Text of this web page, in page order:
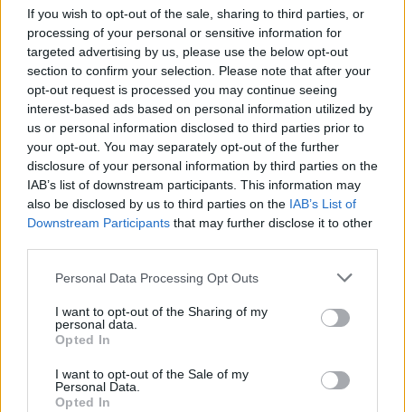
If you wish to opt-out of the sale, sharing to third parties, or
processing of your personal or sensitive information for
targeted advertising by us, please use the below opt-out
section to confirm your selection. Please note that after your
opt-out request is processed you may continue seeing
interest-based ads based on personal information utilized by
us or personal information disclosed to third parties prior to
your opt-out. You may separately opt-out of the further
disclosure of your personal information by third parties on the
IAB’s list of downstream participants. This information may
also be disclosed by us to third parties on the IAB’s List of
Downstream Participants that may further disclose it to other
Personal Data Processing Opt Outs
I want to opt-out of the Sharing of my
personal data.
Opted In
I want to opt-out of the Sale of my
Personal Data.
Opted In
Maistas Pasigamink
Puri ir labai gardi ryžių košė: skonis
– tarsi vaikystėje(1)
2026 m. rugpjūčio 6 d. 09:42
Lrytas.lt
ne be reikalo. Ji lengvai virškinama ir
puikiai tinka bet kuriuo paros metu – tiek
sotiesiems pusryčiams, tiek lengvai
vakarienei.